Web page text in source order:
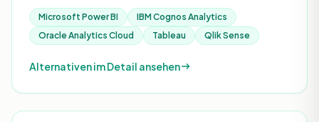
Microsoft Power BI
IBM Cognos Analytics
Oracle Analytics Cloud
Tableau Qlik Sense
Alternativen im Detail ansehen